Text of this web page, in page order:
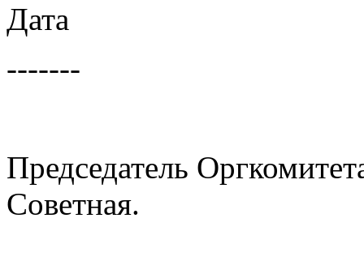
Дата
-------
Председатель
Советная.